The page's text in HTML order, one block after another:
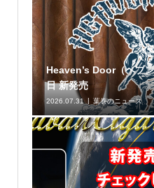
Heaven’s Door（ヘブ
日 新発売
2026.07.31 葉巻のニュース